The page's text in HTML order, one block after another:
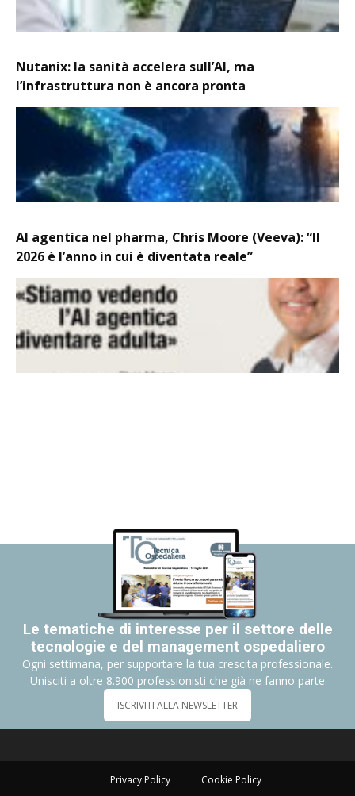
Nutanix: la sanità accelera sull’AI, ma
l’infrastruttura non è ancora pronta
AI agentica nel pharma, Chris Moore (Veeva): “Il
2026 è l’anno in cui è diventata reale”
Le tematiche di interesse per il settore delle
tecnologie e del management ospedaliero
Ogni settimana, per supportare la tua crescita professionale.
Unisciti a oltre 8.900 professionisti che già ne fanno parte
ISCRIVITI ALLA NEWSLETTER
Privacy Policy Cookie Policy